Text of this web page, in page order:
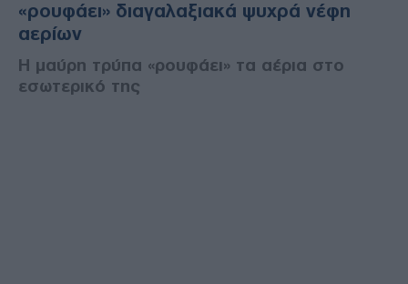
«ρουφάει» διαγαλαξιακά ψυχρά νέφη
αερίων
Η μαύρη τρύπα «ρουφάει» τα αέρια στο
εσωτερικό της